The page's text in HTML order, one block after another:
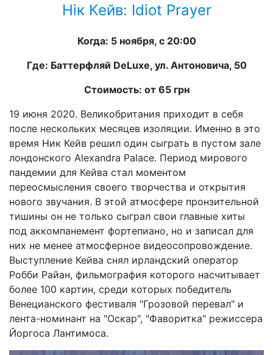
Нік Кейв: Idiot Prayer
Когда: 5 ноября, с 20:00
Где: Баттерфляй DeLuxe, ул. Антоновича, 50
Стоимость: от 65 грн
19 июня 2020. Великобритания приходит в себя
после нескольких месяцев изоляции. Именно в это
время Ник Кейв решил один сыграть в пустом зале
лондонского Alexandra Palace. Период мирового
пандемии для Кейва стал моментом
переосмысления своего творчества и открытия
нового звучания. В этой атмосфере пронзительной
тишины он не только сыграл свои главные хиты
под аккомпанемент фортепиано, но и записал для
них не менее атмосферное видеосопровождение.
Выступление Кейва снял ирландский оператор
Робби Райан, фильмография которого насчитывает
более 100 картин, среди которых победитель
Венецианского фестиваля "Грозовой перевал" и
лента-номинант на "Оскар", "Фаворитка" режиссера
Йоргоса Лантимоса.